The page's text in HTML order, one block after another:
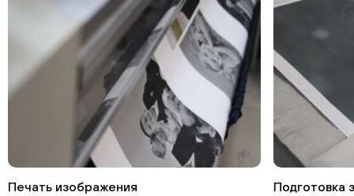
Печать изображения Подготовка